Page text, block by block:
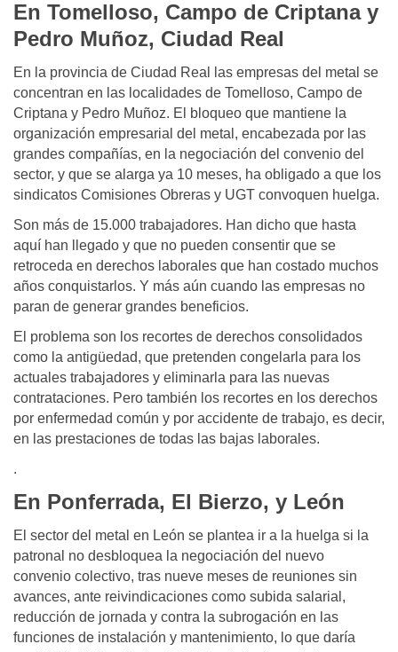
En Tomelloso, Campo de Criptana y
Pedro Muñoz, Ciudad Real
En la provincia de Ciudad Real las empresas del metal se
concentran en las localidades de Tomelloso, Campo de
Criptana y Pedro Muñoz. El bloqueo que mantiene la
organización empresarial del metal, encabezada por las
grandes compañías, en la negociación del convenio del
sector, y que se alarga ya 10 meses, ha obligado a que los
sindicatos Comisiones Obreras y UGT convoquen huelga.
Son más de 15.000 trabajadores. Han dicho que hasta
aquí han llegado y que no pueden consentir que se
retroceda en derechos laborales que han costado muchos
años conquistarlos. Y más aún cuando las empresas no
paran de generar grandes beneficios.
El problema son los recortes de derechos consolidados
como la antigüedad, que pretenden congelarla para los
actuales trabajadores y eliminarla para las nuevas
contrataciones. Pero también los recortes en los derechos
por enfermedad común y por accidente de trabajo, es decir,
en las prestaciones de todas las bajas laborales.
.
En Ponferrada, El Bierzo, y León
El sector del metal en León se plantea ir a la huelga si la
patronal no desbloquea la negociación del nuevo
convenio colectivo, tras nueve meses de reuniones sin
avances, ante reivindicaciones como subida salarial,
reducción de jornada y contra la subrogación en las
funciones de instalación y mantenimiento, lo que daría